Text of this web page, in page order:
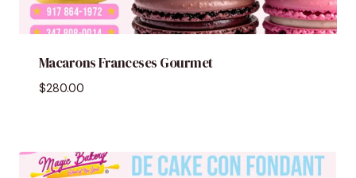
Macarons Franceses Gourmet
$280.00